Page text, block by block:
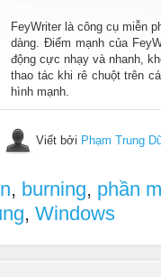
FeyWriter là công cụ miễn
dàng. Điểm mạnh của
động cực nhạy và nhanh,
thao tác khi rê chuột trên
hình mạnh.
Viết bởi Phạm Trung
, burning, phần
, Windows